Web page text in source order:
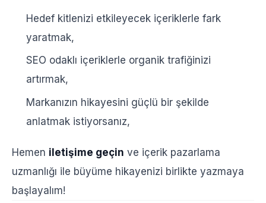
Hedef kitlenizi etkileyecek içeriklerle fark
yaratmak,
SEO odaklı içeriklerle organik trafiğinizi
artırmak,
Markanızın hikayesini güçlü bir şekilde
anlatmak istiyorsanız,
Hemen iletişime geçin ve içerik pazarlama
uzmanlığı ile büyüme hikayenizi birlikte yazmaya
başlayalım!